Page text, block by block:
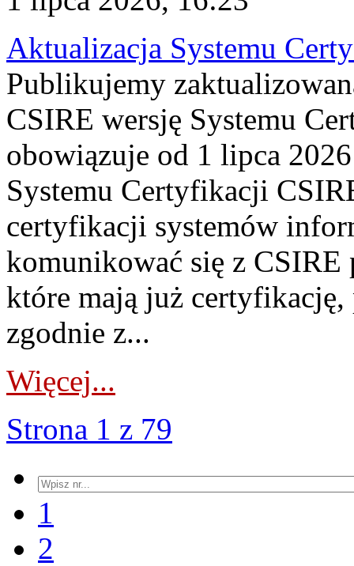
Aktualizacja Systemu
Publikujemy
CSIRE wersję Systemu
obowiązuje od 1 lipca
Systemu Certyfikacji
certyfikacji systemów
komunikować się z
które mają już
zgodnie z...
Więcej...
Strona 1 z 79
1
2